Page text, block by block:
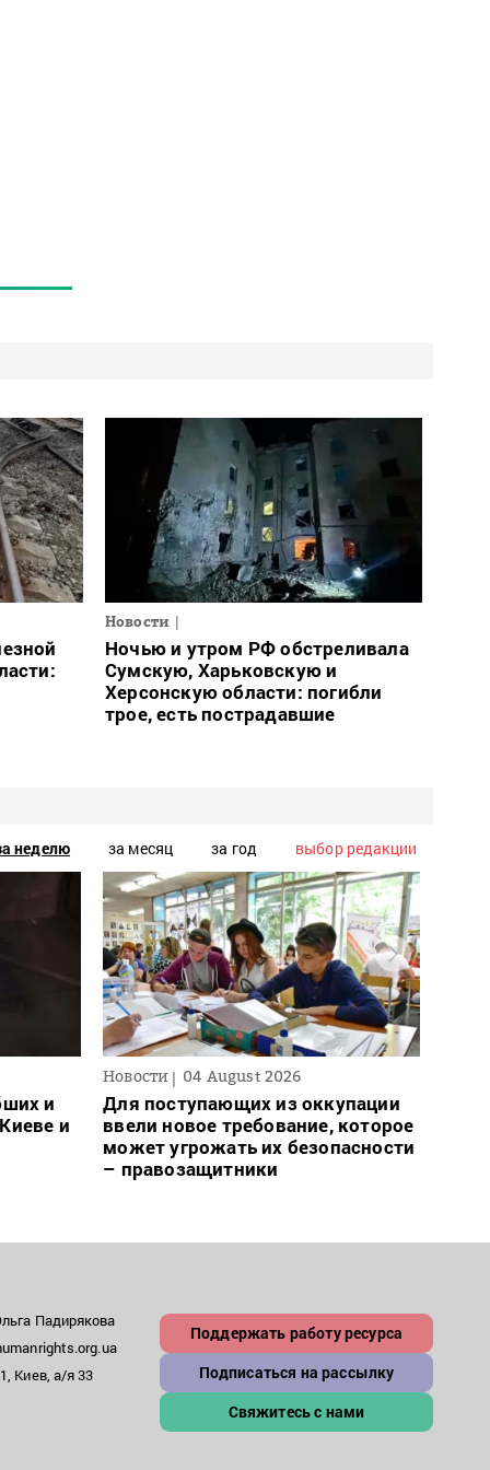
Новости
Ночью и утром РФ обстреливала
Сумскую, Харьковскую и
Херсонскую области: погибли
трое, есть пострадавшие
неделю за месяц за год выбор редакции
и
и
Новости 04 August 2026
Для поступающих из оккупации
ввели новое требование, которое
может угрожать их безопасности
– правозащитники
Падирякова
Киев, а/я 33
Поддержать работу ресурса
Подписаться на рассылку
Свяжитесь с нами